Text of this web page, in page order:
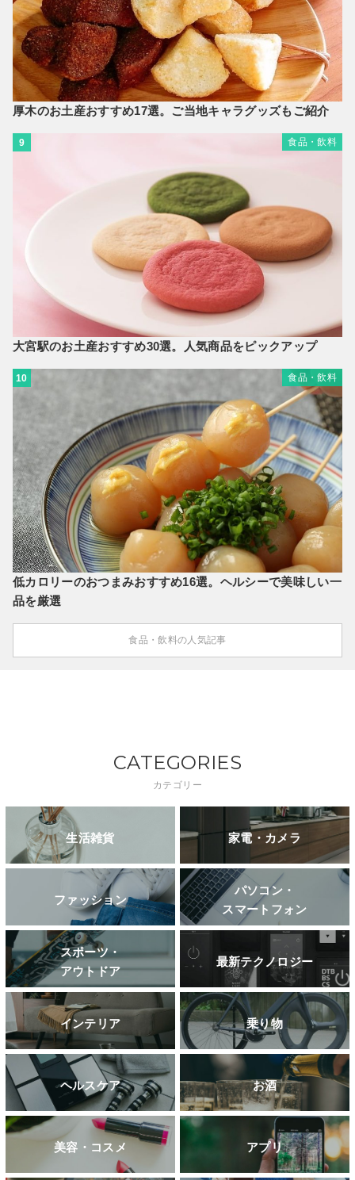
厚木のお土産おすすめ17選。ご当地キャラグッズもご紹介
9 食品・飲料
大宮駅のお土産おすすめ30選。人気商品をピックアップ
10 食品・飲料
低カロリーのおつまみおすすめ16選。ヘルシーで美味しい一
品を厳選
食品・飲料の人気記事
CATEGORIES
カテゴリー
生活雑貨 家電・カメラ
ファッション
パソコン・
スマートフォン
スポーツ・
アウトドア
最新テクノロジー
インテリア 乗り物
ヘルスケア お酒
美容・コスメ アプリ